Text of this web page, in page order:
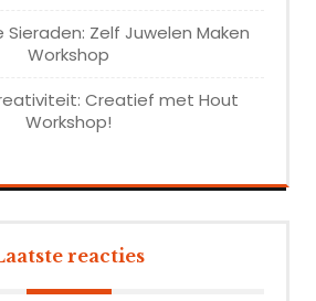
Sieraden: Zelf Juwelen Maken
Workshop
Creatief met Hout
Workshop!
reacties